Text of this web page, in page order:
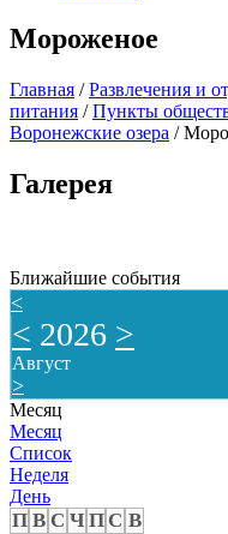
Мороженое
Главная / Развлечения и
питания / Пункты
Воронежские озера /
Галерея
Ближайшие события
<
< 2026 >
Август
>
Месяц
Месяц
Список
Неделя
День
П В С Ч ПС В